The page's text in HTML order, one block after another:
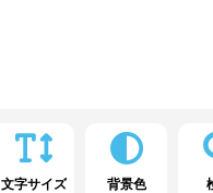
文字サイズ 背景色